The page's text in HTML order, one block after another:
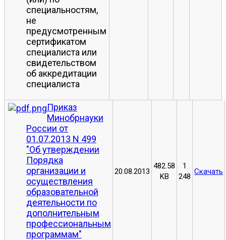
специальностям,
не
предусмотренным
сертификатом
специалиста или
свидетельством
об аккредитации
специалиста
Приказ
Минобрнауки
России от
01.07.2013 N 499
"Об утверждении
Порядка
организации и
осуществления
образовательной
деятельности по
дополнительным
профессиональным
программам"
20.08.2013
482.58
KB
1
248
Скачать